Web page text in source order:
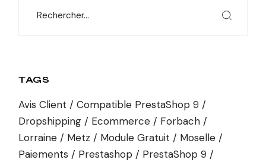
TAGS
Avis Client
Compatible PrestaShop 9
Dropshipping
Ecommerce
Forbach
Lorraine
Metz Module Gratuit
Moselle
Paiements
Prestashop
PrestaShop 9